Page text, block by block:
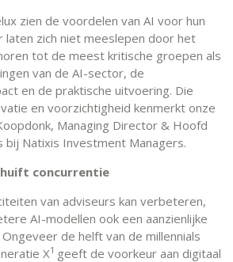
zien de voordelen van AI voor hun
laten zich niet meeslepen door het
tot de meest kritische groepen als
van de AI-sector, de
en de praktische uitvoering. Die
en voorzichtigheid kenmerkt onze
Managing Director & Hoofd
bij Natixis Investment Managers.
concurrentie
van adviseurs kan verbeteren,
AI-modellen ook een aanzienlijke
de helft van de millennials
X1 geeft de voorkeur aan digitaal